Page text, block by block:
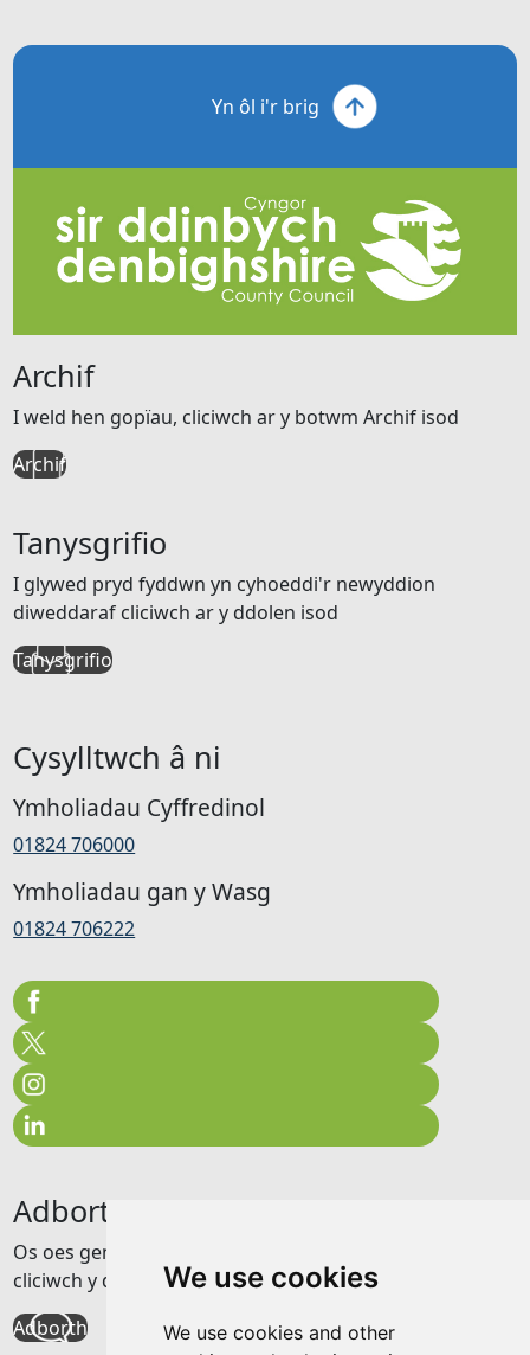
We use cookies
We use cookies and other
Yn ôl i'r brig
Archif
I weld hen gopïau, cliciwch ar y botwm Archif isod
Archif
Tanysgrifio
I glywed pryd fyddwn yn cyhoeddi'r newyddion
diweddaraf cliciwch ar y ddolen isod
Tanysgrifio
Cysylltwch â ni
Ymholiadau Cyffredinol
01824 706000
Ymholiadau gan y Wasg
01824 706222
Adborth
Os oes gennych unrhyw adborth am y wefan hon
cliciwch y ddolen isod
Adborth